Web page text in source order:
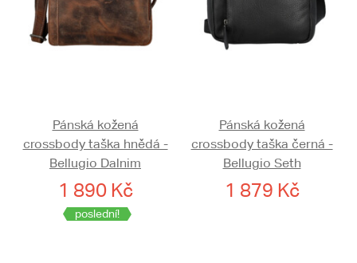
Pánská kožená
crossbody taška hnědá -
Bellugio Dalnim
1 890 Kč
poslední!
Pánská kožená
crossbody taška černá -
Bellugio Seth
1 879 Kč